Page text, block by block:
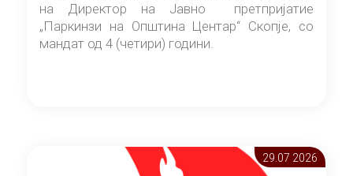
на Директор на Јавно претпријатие
„Паркинзи на Општина Центар“ Скопје, со
мандат од 4 (четири) години.
29.07 2026